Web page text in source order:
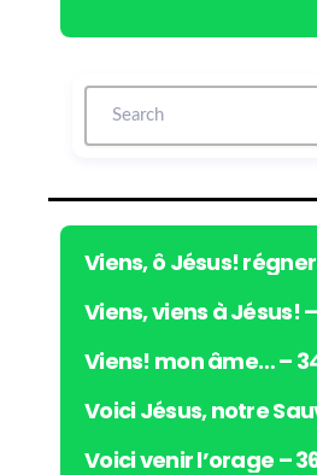
c
e
r
u
d
iViens, ô Jésus!
Viens, viens à Jésus!
Viens! mon âme… –
Voici Jésus, notre
Voici venir l’orage –